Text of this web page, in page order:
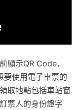
顯示QR Code，
要使用電子車票的
取地點包括車站窗
票人的身份證字